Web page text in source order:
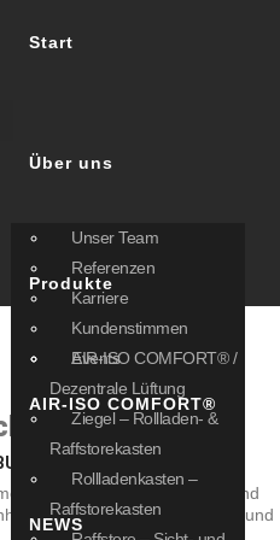
Start
Über uns
Unser Team
Referenzen
Karriere
Kundenstimmen
Events
Produkte
AIR-ISO COMFORT® /
Dezentrale Lüftung
Ziegel – Rollladen- &
Raffstorekasten
Rollladenkasten –
Raffstorekasten
AIR-ISO COMFORT®
NEWS
Sie ist Geschäftsführerin und
das Rechnungswesen und